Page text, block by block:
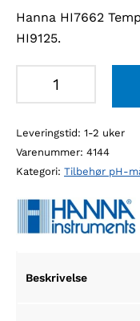
Hanna HI7662
HI9125.
antall
Leveringstid: 1-2 uker
Varenummer: 4144
Kategori: Tilbehør pH-
Beskrivelse